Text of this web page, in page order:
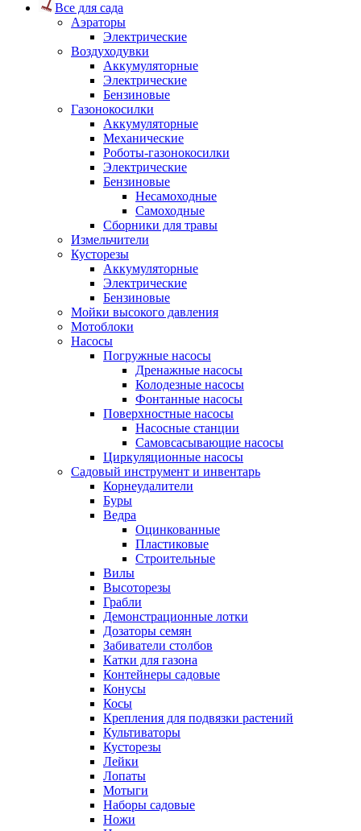
Все для сада
Аэраторы
Электрические
Воздуходувки
Аккумуляторные
Электрические
Бензиновые
Газонокосилки
Аккумуляторные
Механические
Роботы-газонокосилки
Электрические
Бензиновые
Несамоходные
Самоходные
Сборники для травы
Измельчители
Кусторезы
Аккумуляторные
Электрические
Бензиновые
Мойки высокого давления
Мотоблоки
Насосы
Погружные насосы
Дренажные насосы
Колодезные насосы
Фонтанные насосы
Поверхностные насосы
Насосные станции
Самовсасывающие насосы
Циркуляционные насосы
Садовый инструмент и инвентарь
Корнеудалители
Буры
Ведра
Оцинкованные
Пластиковые
Строительные
Вилы
Высоторезы
Грабли
Демонстрационные лотки
Дозаторы семян
Забиватели столбов
Катки для газона
Контейнеры садовые
Конусы
Косы
Крепления для подвязки растений
Культиваторы
Кусторезы
Лейки
Лопаты
Мотыги
Наборы садовые
Ножи